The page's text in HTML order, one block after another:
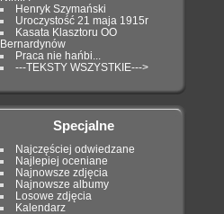
Henryk Szymański
Uroczystość 21 maja 1915r
Kasata Klasztoru OO
Bernardynów
Praca nie hańbi...
---TEKSTY WSZYSTKIE--->
Specjalne
Najczęściej odwiedzane
Najlepiej oceniane
Najnowsze zdjęcia
Najnowsze albumy
Losowe zdjęcia
Kalendarz